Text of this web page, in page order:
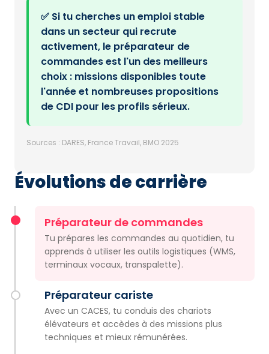
✅ Si tu cherches un emploi stable
dans un secteur qui recrute
activement, le préparateur de
commandes est l'un des meilleurs
choix : missions disponibles toute
l'année et nombreuses propositions
de CDI pour les profils sérieux.
Sources : DARES, France Travail, BMO 2025
Évolutions de carrière
Préparateur de commandes
Tu prépares les commandes au quotidien, tu
apprends à utiliser les outils logistiques (WMS,
terminaux vocaux, transpalette).
Préparateur cariste
Avec un CACES, tu conduis des chariots
élévateurs et accèdes à des missions plus
techniques et mieux rémunérées.